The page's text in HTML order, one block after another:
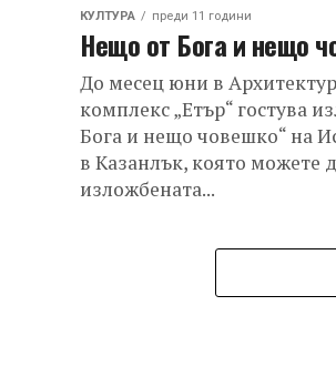
КУЛТУРА преди 11 години
Нещо от Бога и нещо
До месец юни в
комплекс „Етър“ гостува
Бога и нещо човешко“ на
в Казанлък, която можете
изложбената...